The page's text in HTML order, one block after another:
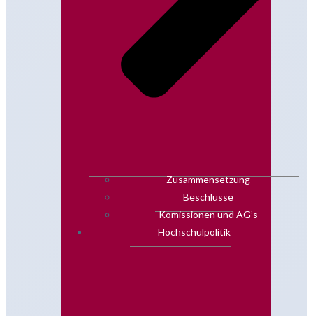
Zusammensetzung
Beschlüsse
Komissionen und AG’s
Hochschulpolitik